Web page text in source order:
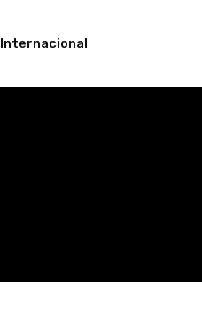
Internacional